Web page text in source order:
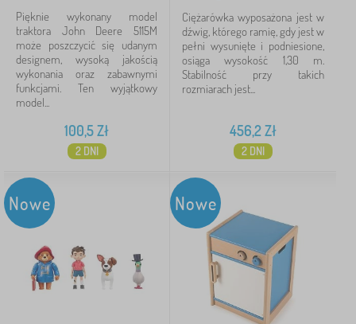
Pięknie wykonany model
traktora John Deere 5115M
może poszczycić się udanym
designem, wysoką jakością
wykonania oraz zabawnymi
funkcjami. Ten wyjątkowy
model...
100,5Zł
2 DNI
Ciężarówka wyposażona jest w
dźwig, którego ramię, gdy jest w
pełni wysunięte i podniesione,
osiąga wysokość 1,30 m.
Stabilność przy takich
rozmiarach jest...
456,2Zł
2 DNI
Nowe Nowe